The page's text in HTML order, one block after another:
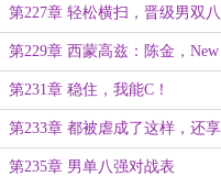
第227章 轻松横扫，晋级男双八
强！
第229章 西蒙高兹：陈金，New
bee！
第231章 稳住，我能C！
第233章 都被虐成了这样，还
比赛？
第235章 男单八强对战表